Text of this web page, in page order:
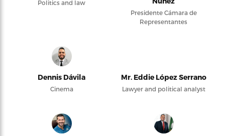
Politics and law
Presidente Cámara de
Representantes
Dennis Dávila
Cinema
Mr. Eddie López Serrano
Lawyer and political analyst